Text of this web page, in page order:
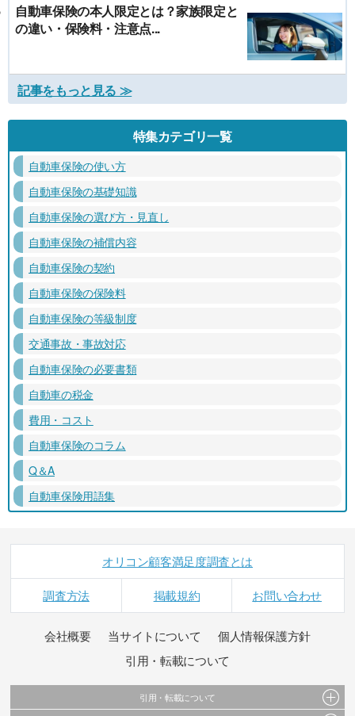
自動車保険の本人限定とは？家族限定と
の違い・保険料・注意点...
記事をもっと見る ≫
特集カテゴリ一覧
自動車保険の使い方
自動車保険の基礎知識
自動車保険の選び方・見直し
自動車保険の補償内容
自動車保険の契約
自動車保険の保険料
自動車保険の等級制度
交通事故・事故対応
自動車保険の必要書類
自動車の税金
費用・コスト
自動車保険のコラム
Q＆A
自動車保険用語集
オリコン顧客満足度調査とは
調査方法 掲載規約 お問い合わせ
会社概要 当サイトについて
個人情報保護方針
引用・転載について
引用・転載について